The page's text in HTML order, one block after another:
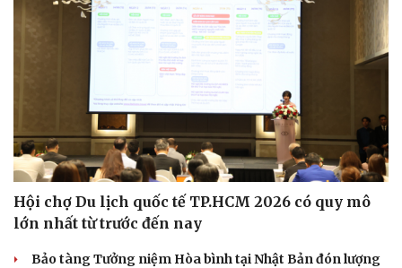
Sân khấu - Điện ảnh
Văn học
Âm nhạc
Di sản
Giải trí
Nghệ sĩ
Thời trang
Sao Việt
Hội chợ Du lịch quốc tế TP.HCM 2026 có quy mô
lớn nhất từ trước đến nay
Bảo tàng Tưởng niệm Hòa bình tại Nhật Bản đón lượng